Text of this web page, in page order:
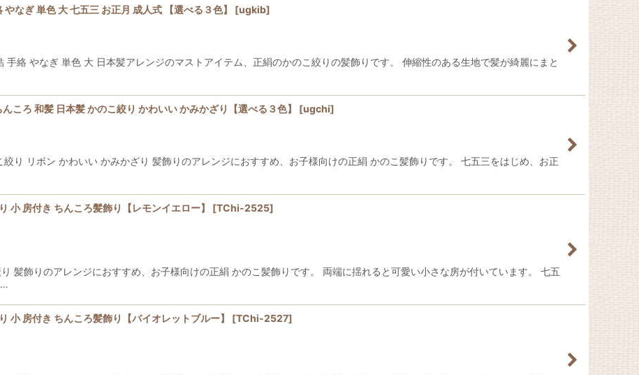
なぎ 単色 大 七五三 お正月 成人式 【選べる３色】 [ugkib]
絡 やなぎ 単色 大 日本髪アレンジのマストアイテム、正絹のかのこ絞りの髪飾りです。 伸縮性のある生地で髪が綺麗にまと
ころ 和髪 日本髪 かのこ絞り かわいい かみかざり【選べる３色】 [ugchi]
り リボン かわいい かみかざり 髪飾りのアレンジにおすすめ、お子様向けの正絹 かのこ髪飾りです。 七五三をはじめ、お正
小 房付き ちんころ髪飾り【レモンイエロー】 [TChi-2525]
髪飾りのアレンジにおすすめ、お子様向けの正絹 かのこ髪飾りです。 両端に揺れると可愛い小さな房が付いています。 七五
…
小 房付き ちんころ髪飾り【バイオレットブルー】 [TChi-2527]